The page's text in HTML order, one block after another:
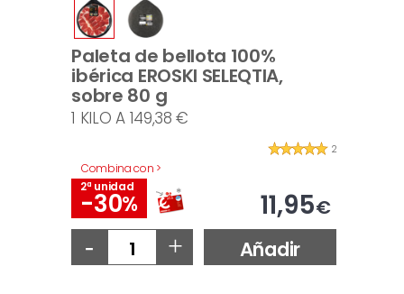
Paleta de bellota 100%
ibérica EROSKI SELEQTIA,
sobre 80 g
2
Combina con >
2ª unidad
-30% 11,95€
1 KILO A 149,38 €
- + Añadir